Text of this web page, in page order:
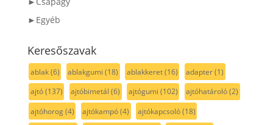
►Egyéb
Keresőszavak
ablak(6) ablakgumi (18) ablakkeret(16) adapter(1)
ajtó(137) ajtóbimetál (6) ajtógumi (102) ajtóhatároló(2)
ajtóhorog(4) ajtókampó(4) ajtókapcsoló(18)